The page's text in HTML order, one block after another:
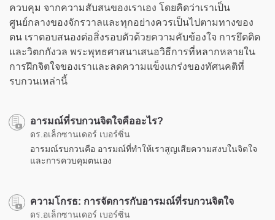
ควบคุม จากความสับสนของเราเอง โดยคิดว่าเราเป็น
ศูนย์กลางของจักรวาลและทุกอย่างควรเป็นไปตามทางของ
ตน เราตอบสนองต่อสิ่งรอบตัวด้วยความคับข้องใจ การยึดติด
และวิตกกังวล พระพุทธศาสนาเสนอวิธีการที่หลากหลายใน
การฝึกจิตใจของเราและลดความแข็งแกร่งของทัศนคติที่
รบกวนเหล่านี้
อารมณ์ที่รบกวนจิตใจคืออะไร?
ดร.อเล็กซานเดอร์ เบอร์ซิ่น
อารมณ์รบกวนคือ อารมณ์ที่ทำให้เราสูญเสียความสงบในจิตใจ
และการควบคุมตนเอง
ความโกรธ: การจัดการกับอารมณ์ที่รบกวนจิตใจ
ดร.อเล็กซานเดอร์ เบอร์ซิ่น